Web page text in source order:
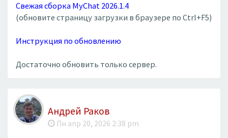
Свежая сборка MyChat 2026.1.4
(обновите страницу загрузки в браузере по Ctrl+F5)
Инструкция по обновлению
Достаточно обновить только сервер.
Андрей Раков
Пн апр 20, 2026 2:38 pm